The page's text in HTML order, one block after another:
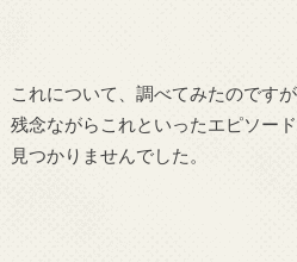
これについて、調べてみたのですが
残念ながらこれといったエピソー
見つかりませんでした。